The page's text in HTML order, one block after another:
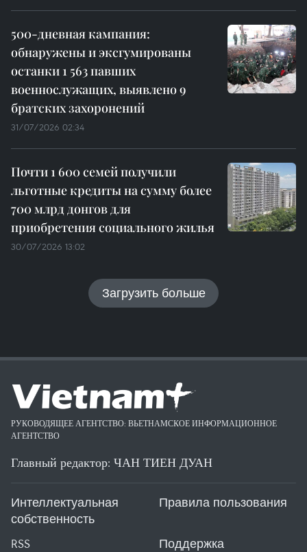
500-дневная кампания:
обнаружены и эксгумированы
останки 1 563 павших
военнослужащих, выявлено 9
братских захоронений
31/07/2026 02:34
Почти 1 600 семей получили
льготные кредиты на сумму более
700 млрд донгов для
приобретения социального жилья
30/07/2026 13:02
Загрузить больше
РУКОВОДЯЩЕЕ АГЕНТСТВО: ВЬЕТНАМСКОЕ ИНФОРМАЦИОННОЕ
АГЕНТСТВО
Главный редактор: ЧАН ТИЕН ДУАН
Интеллектуальная
собственность
Правила пользования
RSS Поддержка